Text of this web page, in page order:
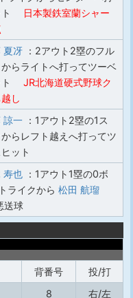
日本製鉄室蘭シャー
夏冴 ：2アウト2塁のフル
らライトへ打ってツーベ
JR北海道硬式野球ク
し
諒一 ：1アウト2塁の1ス
からレフト越えへ打ってツ
ット
寿也 ：1アウト1塁の0ボ
ライクから 松田 航瑠
送球
背番号
投/打
8
右/左